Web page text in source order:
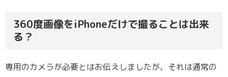
360度画像をiPhoneだけで撮ることは出来
る？
専用のカメラが必要とはお伝えしましたが、それは通常の